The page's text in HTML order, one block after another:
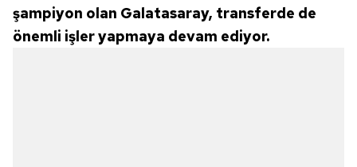
şampiyon olan Galatasaray, transferde de
önemli işler yapmaya devam ediyor.